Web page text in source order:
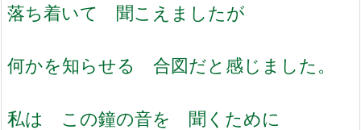
落ち着いて 聞こえましたが
何かを知らせる 合図だと感じました。
私は この鐘の音を 聞くために